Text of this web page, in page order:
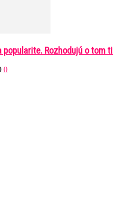
popularite. Rozhodujú o tom
0